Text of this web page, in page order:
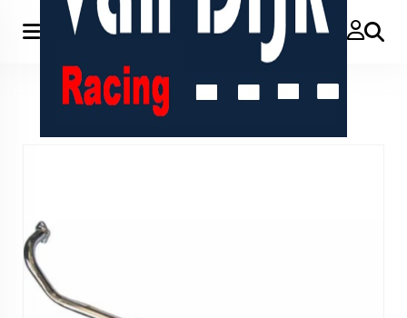
Zoeken
Tecno speedy uitlaat snel origineel model 26mm